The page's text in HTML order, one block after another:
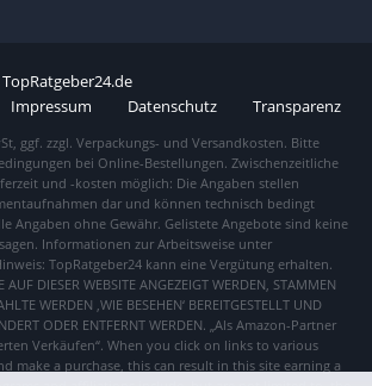
TopRatgeber24.de
Impressum
Datenschutz Transparenz